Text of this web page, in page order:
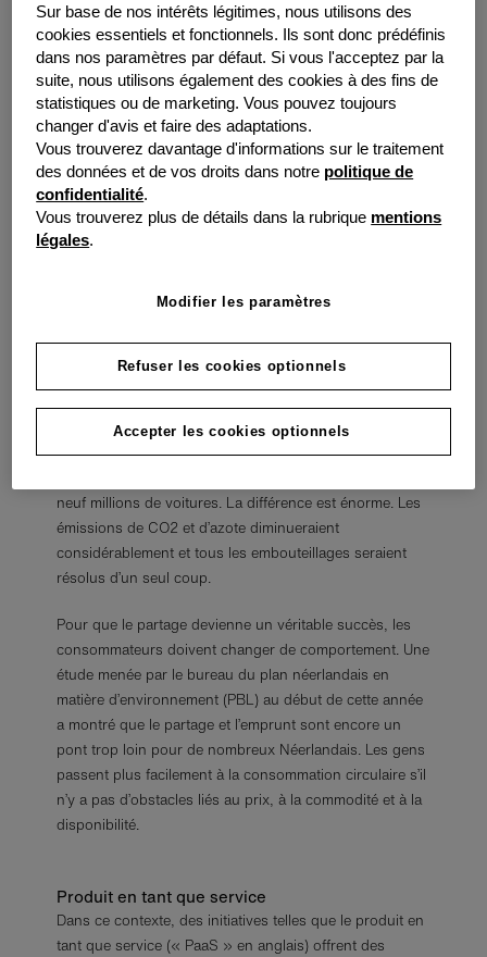
particuliers ou de professionnels. Les exemples incluent
les habitations (comme Airbnb), les voitures (comme
Cambio), les camping-cars (GoBoony), les outils
(Peerby), et l’énergie en partageant des pannaux
solaires avec les voisin par exemple. Le partage est
durable et semble logique : après tout, pourquoi acheter
un taille-haie, une tonnelle ou une perceuse si vous
n’en avez besoin que quelques fois par an ?
Ce qui fait la différence (sur le papier)
cadre des projets de l’Union européenne visant à mettre
plus efficace des matières premières. Le partage des
produits y contribue. Aux Pays-Bas, par exemple, on
estime qu’il suffirait d’un million de voitures partagées si
tout le monde était prêt à renoncer à posséder la
neuf millions de voitures. La différence est énorme. Les
émissions de CO2 et d’azote diminueraient
considérablement et tous les embouteillages seraient
résolus d’un seul coup.
Pour que le partage devienne un véritable succès, les
consommateurs doivent changer de comportement. Une
étude menée par le bureau du plan néerlandais en
matière d’environnement (PBL) au début de cette année
a montré que le partage et l’emprunt sont encore un
pont trop loin pour de nombreux Néerlandais. Les gens
passent plus facilement à la consommation circulaire s’il
n’y a pas d’obstacles liés au prix, à la commodité et à la
disponibilité.
Produit en tant que service
Dans ce contexte, des initiatives telles que le produit en
tant que service (« PaaS » en anglais) offrent des
Sur base de nos intérêts légitimes, nous utilisons des
cookies essentiels et fonctionnels. Ils sont donc prédéfinis
dans nos paramètres par défaut. Si vous l'acceptez par la
suite, nous utilisons également des cookies à des fins de
statistiques ou de marketing. Vous pouvez toujours
changer d'avis et faire des adaptations.
Vous trouverez davantage d'informations sur le traitement
des données et de vos droits dans notre politique de
confidentialité.
Vous trouverez plus de détails dans la rubrique mentions
légales.
Modifier les paramètres
Refuser les cookies optionnels
Accepter les cookies optionnels